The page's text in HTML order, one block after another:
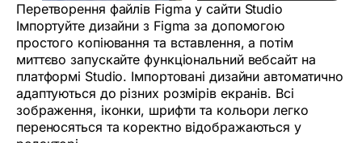
Перетворення файлів Figma у сайти Studio
Імпортуйте дизайни з Figma за допомогою
простого копіювання та вставлення, а потім
миттєво запускайте функціональний вебсайт на
платформі Studio. Імпортовані дизайни автоматично
адаптуються до різних розмірів екранів. Всі
зображення, іконки, шрифти та кольори легко
переносяться та коректно відображаються у